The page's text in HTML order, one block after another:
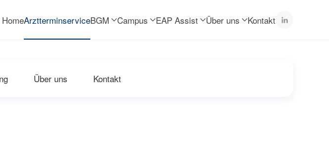
HomeArztterminserviceBGM Campus EAP Assist Über uns Kontakt
Optimieren Sie die Gesundheitsversorgung und reduzieren Sie die Fehlzeiten Ihrer
Über uns Kontakt